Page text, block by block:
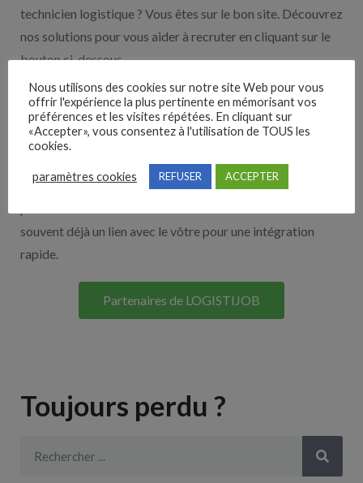
technicien logistique ? Vous êtes sur le bon site. Découvrez
nos solutions pour vous aider à recruter en cliquant sur le
bouton ci-dessous.
Nos solutions entreprises
Découvrez nos partenaires ! Moteurs de recherches,
multidiffuseurs, sites payant… nombreux sont nos
souvent déjà un lien avec le vôtre pour une intégration
rapide.
Partenaires de LOGISTIJOB
Toujours perdu ?
Nous utilisons des cookies sur notre site Web pour vous
offrir l'expérience la plus pertinente en mémorisant vos
préférences et les visites répétées. En cliquant sur
«Accepter», vous consentez à l'utilisation de TOUS les
cookies.
paramètres cookies REFUSER ACCEPTER